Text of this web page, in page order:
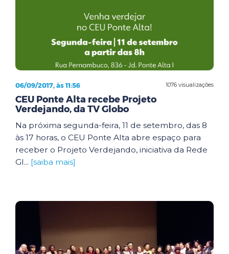
1076 visualizações
06/09/2017, às 11:56
CEU Ponte Alta recebe Projeto
Verdejando, da TV Globo
Na próxima segunda-feira, 11 de setembro, das 8
às 17 horas, o CEU Ponte Alta abre espaço para
receber o Projeto Verdejando, iniciativa da Rede
Gl... [saiba mais]